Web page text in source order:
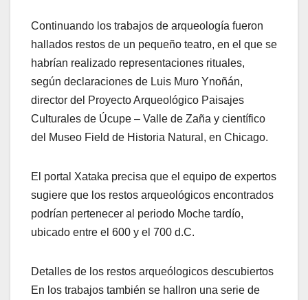
Continuando los trabajos de arqueología fueron
hallados restos de un pequeño teatro, en el que se
habrían realizado representaciones rituales,
según declaraciones de Luis Muro Ynoñán,
director del Proyecto Arqueológico Paisajes
Culturales de Úcupe – Valle de Zaña y científico
del Museo Field de Historia Natural, en Chicago.
El portal Xataka precisa que el equipo de expertos
sugiere que los restos arqueológicos encontrados
podrían pertenecer al periodo Moche tardío,
ubicado entre el 600 y el 700 d.C.
Detalles de los restos arqueólogicos descubiertos
En los trabajos también se hallron una serie de